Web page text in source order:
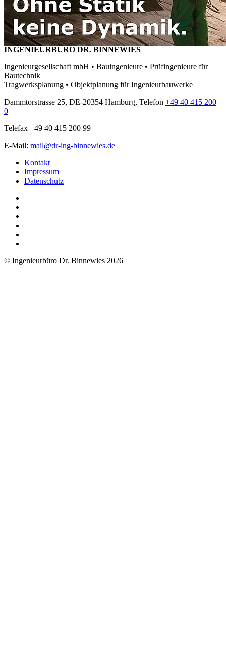
INGENIEURBÜRO DR. BINNEWIES
Ingenieurgesellschaft mbH • Bauingenieure • Prüfingenieure für
Bautechnik
Tragwerksplanung • Objektplanung für Ingenieurbauwerke
Dammtorstrasse 25, DE-20354 Hamburg, Telefon +49 40 415 200
0
Telefax +49 40 415 200 99
E-Mail: mail@dr-ing-binnewies.de
Kontakt
Impressum
Datenschutz
© Ingenieurbüro Dr. Binnewies 2026